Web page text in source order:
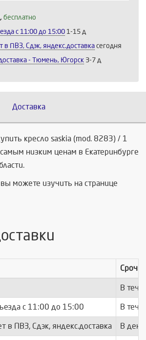
бесплатно
c 11:00 до 15:00 1-15 д
в ПВЗ, Сдэк, яндекс.доставка сегодня
- Тюмень, Югорск 3-7 д
Доставка
кресло saskia (mod. 8283) / 1
низким ценам в Екатеринбурге
можете изучить на странице
В
c 11:00 до 15:00 В
в ПВЗ, Сдэк, яндекс.доставка В день